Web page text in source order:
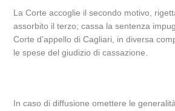
La Corte accoglie il secondo motivo,
assorbito il terzo; cassa la sentenza
Corte d’appello di Cagliari, in diversa
le spese del giudizio di cassazione.
In caso di diffusione omettere le